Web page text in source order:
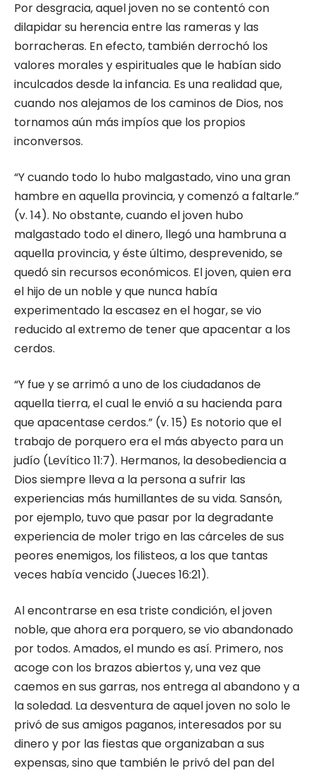
Por desgracia, aquel joven no se contentó con
dilapidar su herencia entre las rameras y las
borracheras. En efecto, también derrochó los
valores morales y espirituales que le habían sido
inculcados desde la infancia. Es una realidad que,
cuando nos alejamos de los caminos de Dios, nos
tornamos aún más impíos que los propios
inconversos.
“Y cuando todo lo hubo malgastado, vino una gran
hambre en aquella provincia, y comenzó a faltarle.”
(v. 14). No obstante, cuando el joven hubo
malgastado todo el dinero, llegó una hambruna a
aquella provincia, y éste último, desprevenido, se
quedó sin recursos económicos. El joven, quien era
el hijo de un noble y que nunca había
experimentado la escasez en el hogar, se vio
reducido al extremo de tener que apacentar a los
cerdos.
“Y fue y se arrimó a uno de los ciudadanos de
aquella tierra, el cual le envió a su hacienda para
que apacentase cerdos.” (v. 15) Es notorio que el
trabajo de porquero era el más abyecto para un
judío (Levítico 11:7). Hermanos, la desobediencia a
Dios siempre lleva a la persona a sufrir las
experiencias más humillantes de su vida. Sansón,
por ejemplo, tuvo que pasar por la degradante
experiencia de moler trigo en las cárceles de sus
peores enemigos, los filisteos, a los que tantas
veces había vencido (Jueces 16:21).
Al encontrarse en esa triste condición, el joven
noble, que ahora era porquero, se vio abandonado
por todos. Amados, el mundo es así. Primero, nos
acoge con los brazos abiertos y, una vez que
caemos en sus garras, nos entrega al abandono y a
la soledad. La desventura de aquel joven no solo le
privó de sus amigos paganos, interesados por su
dinero y por las fiestas que organizaban a sus
expensas, sino que también le privó del pan del